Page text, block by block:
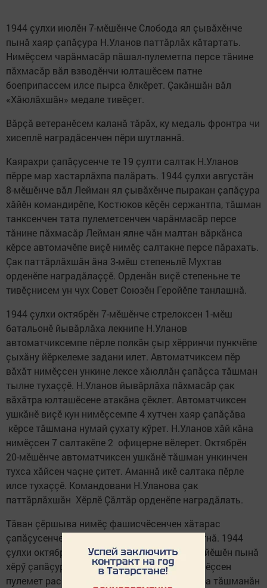
1944 çулхи июлӗн 7-мӗшӗнче Слобода ял çывăхӗнче
пынă хаяр çапăçура Н.Уланов паттăрлăх кăтартать.
Нимӗçсем чарăнмасăр пăшал-пулеметпа персе тăнине
пăхмасăр вăл взводӗнчи юлташӗсем патне
боеприпассем илсе пырса ӗлкӗрет. Çакăншăн вăл
«Хăюлăхшăн» медале тивӗçет.
Вăрçă ветеранӗсем каланă тăрăх, ку медаль фронтра чи
хисеплӗ наградăсенчен пӗри шутланнă.
Каярахри çапăçусенче те 19 çулти салтак Н.Уланов
пӗрре мар хастарлăхпа палăрать. 1944 çулхи августăн
8-мӗшӗнче вăл Лейман ял çывăхӗнче пыракан çапăçура
хăйӗн командирӗпе, Костюков кӗçӗн сержантпа, тăшман
танксенчен тата пулеметсенчен чарăнмасăр персе
тăнине пăхмасăр Лейман ялне чăн малтан вăркăнса
кӗрсе автомачӗпе виçӗ нимӗç салтакне персе пăрахать.
Çак паттăрлăхшăн ăна 3-мӗш степеньлӗ Мухтав
орденӗпе наградăлаççӗ. Орденăн виçӗ степеньне те
тивӗçнисем ун чух Совет Союзӗн Геройӗпе танлашнă.
1944 çулхи октябрӗн 7-мӗшӗнче стрелоксен 1-мӗш
батальонӗ йывăрлăха лекнипе Н.Уланов
автоматчиксемпе пӗрле полкăн çыр хӗрринчи пункчӗпе
çыхăну йӗркелеме задани илет. Автоматчиксем пӗр
вăхăт нимӗçсен ункине лексе хăюллăн çапăçса тăшман
тылне тухаççӗ. Н.Уланов йывăрлăха пăхмасăр çак
вăхăтра юлташӗсене атакăна çӗклет. Автоматчиксен
ушкăнӗ виçӗ кун нимӗçсемпе 4 хутчен хаяр çапăçăва
кӗрсе тăшмана нумай çухату кӳрет. Н.Уланов хăй кăна
нимӗçсен 7 салтакӗпе 2 офицерне вӗлерет. Октябрӗн
20-мӗшӗнче автоматчиксен ушкăнӗ тăшман ункинчен
тухса хăйсен чаçне çитет. Аманнă икӗ салтака пӗрле
илсе тухаççӗ. Командовани Н.Уланова çак
паттăрлăхшăн Хӗрлӗ Çăлтăр орденӗпе наградăлать.
Тăван çӗршыва нимӗç фашисчӗсенчен хăтарас
çапăçусенче Н.Уланов пысăк хăюлăх кăтартнă. 1944
çулхи октябрӗн 9-мӗшӗнче чугун çул станцийӗшӗн пынă
хӗрӳ çапăçура вăл автоматпа тӗл персе нимӗçсен
пулемет расчетне тӗппипе аркатнă. Çапăçура тăшманăн